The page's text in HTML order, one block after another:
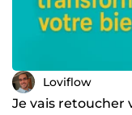
Loviflow
Je vais retoucher